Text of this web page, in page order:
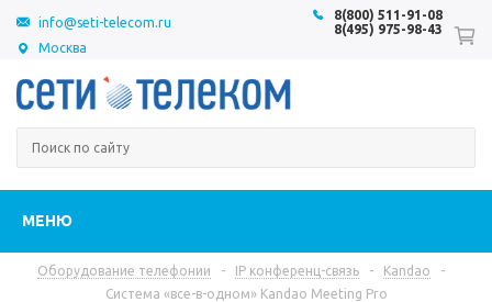
Москва
8(800) 511-91-08
8(495) 975-98-43
info@seti-telecom.ru
МЕНЮ
Оборудование телефонии - IP конференц-связь - Kandao
-
Система «все-в-одном» Kandao Meeting Pro